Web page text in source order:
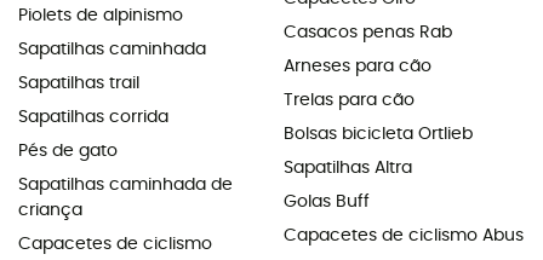
Piolets de alpinismo
Sapatilhas caminhada
Sapatilhas trail
Sapatilhas corrida
Pés de gato
Sapatilhas caminhada de
criança
Capacetes de ciclismo
Casacos penas Rab
Arneses para cão
Trelas para cão
Bolsas bicicleta Ortlieb
Sapatilhas Altra
Golas Buff
Capacetes de ciclismo Abus